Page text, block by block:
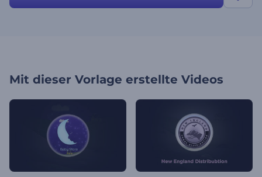
Mit dieser Vorlage erstellte Videos